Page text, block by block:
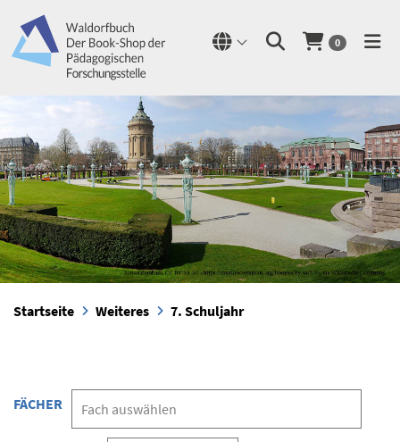
0
Startseite Weiteres 7. Schuljahr
FÄCHER